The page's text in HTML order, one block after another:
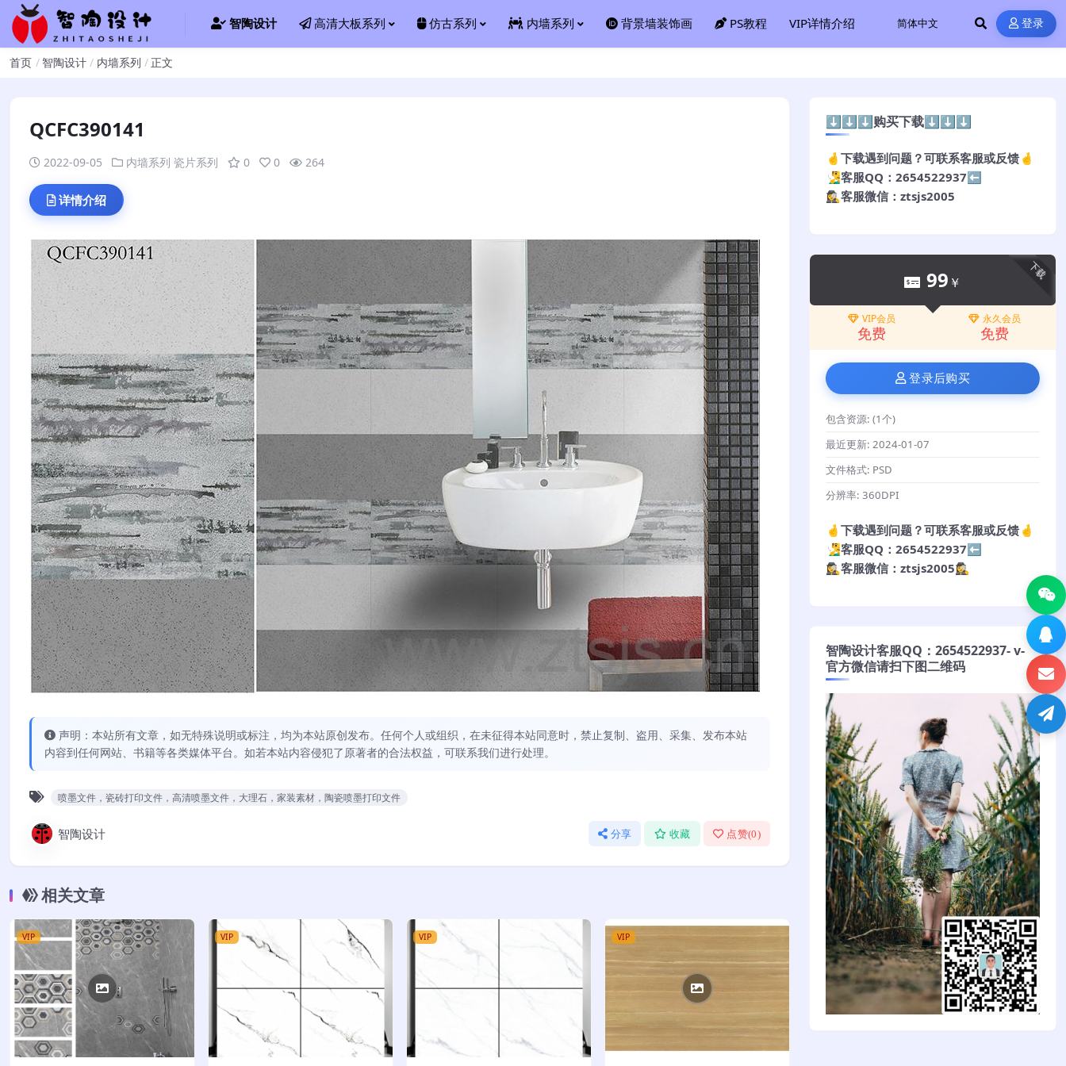
智陶设计 高清大板系列 仿古系列 内墙系列 背景墙装饰画 PS教程 VIP详情介绍 登录
首页 智陶设计 内墙系列 正文
QCFC390141
2022-09-05 内墙系列 瓷片系列 0 0 264
详情介绍
声明：本站所有文章，如无特殊说明或标注，均为本站原创发布。任何个人或组织，在未征得本站同意时，禁止复制、盗用、采集、发布本站
内容到任何网站、书籍等各类媒体平台。如若本站内容侵犯了原著者的合法权益，可联系我们进行处理。
喷墨文件，瓷砖打印文件，高清喷墨文件，大理石，家装素材，陶瓷喷墨打印文件
智陶设计 分享 收藏 点赞(0)
相关文章
VIP VIP VIP VIP
⬇️⬇️⬇️购买下载⬇️⬇️⬇️
🤞下载遇到问题？可联系客服或反馈🤞
🧏‍♂️客服QQ：2654522937⬅️
🕵️‍♀️客服微信：ztsjs2005
下载
99 ￥
VIP会员
免费
永久会员
免费
登录后购买
包含资源: (1个)
最近更新: 2024-01-07
文件格式: PSD
分辨率: 360DPI
🤞下载遇到问题？可联系客服或反馈🤞
🧏‍♂️客服QQ：2654522937⬅️
🕵️‍♀️客服微信：ztsjs2005🕵️‍♀️
智陶设计客服QQ：2654522937- v-
官方微信请扫下图二维码